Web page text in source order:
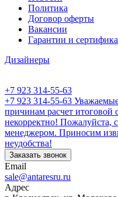
Политика
Договор оферты
Вакансии
Гарантии и
Дизайнеры
+7 923 314-55-63
+7 923 314-55-63
причинам расчет итоговой
некорректно! Пожалуйста,
менеджером. Приносим
неудобства!
Заказать звонок
Email
sale@antaresru.ru
Адрес